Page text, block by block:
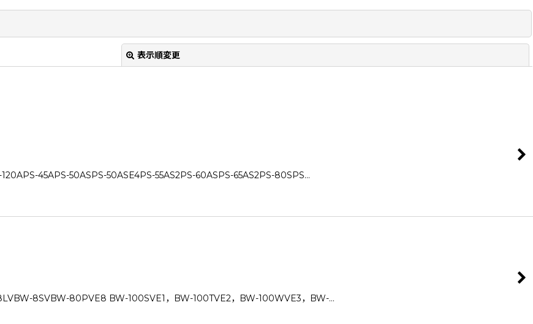
表示順変更
絞り込む
45APS-50ASPS-50ASE4PS-55AS2PS-60ASPS-65AS2PS-80SPS…
8SVBW-80PVE8 BW-100SVE1，BW-100TVE2，BW-100WVE3，BW-…